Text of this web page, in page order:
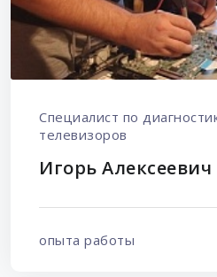
Специалист по
телевизоров
Игорь Алексеевич
опыта работы